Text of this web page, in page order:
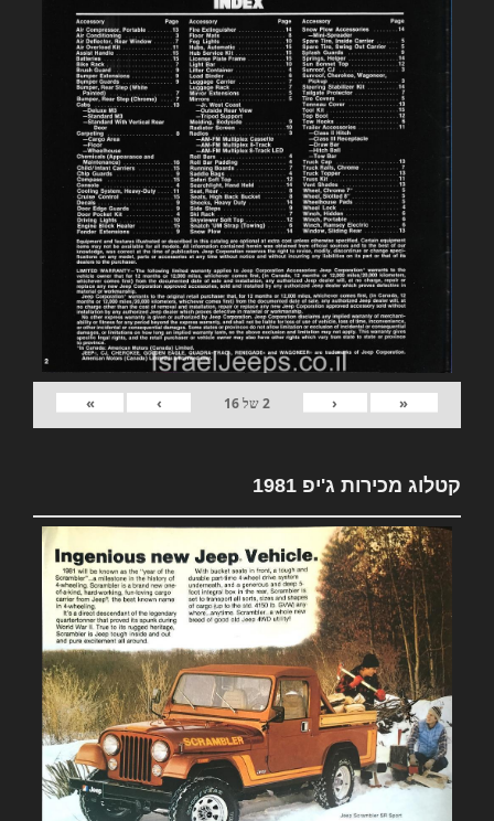
«
‹
2של16
›
»
קטלוג מכירות ג'יפ 1981